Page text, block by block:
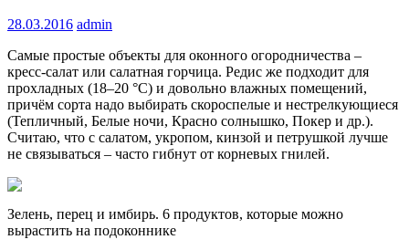
28.03.2016 admin
Самые простые объекты для оконного огородничества –
кресс-салат или салатная горчица. Редис же подходит для
прохладных (18–20 °С) и довольно влажных помещений,
причём сорта надо выбирать скороспелые и нестрелкующиеся
(Тепличный, Белые ночи, Красно солнышко, Покер и др.).
Считаю, что с салатом, укропом, кинзой и петрушкой лучше
не связываться – часто гибнут от корневых гнилей.
Зелень, перец и имбирь. 6 продуктов, которые можно
вырастить на подоконнике